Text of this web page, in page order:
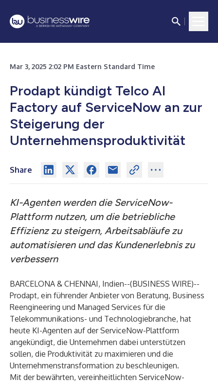
Mar 3, 2025 2:02 PM Eastern Standard Time
Prodapt kündigt Telco AI
Factory auf ServiceNow an zur
Steigerung der
Unternehmensproduktivität
Share
KI-Agenten werden die ServiceNow-
Plattform nutzen, um die betriebliche
Effizienz zu steigern, Arbeitsabläufe zu
automatisieren und das Kundenerlebnis zu
verbessern
BARCELONA & CHENNAI, Indien--(BUSINESS WIRE)--
Prodapt, ein führender Anbieter von Beratung, Business
Reengineering und Managed Services für die
Telekommunikations- und Technologiebranche, hat
heute KI-Agenten auf der ServiceNow-Plattform
angekündigt, die Unternehmen dabei unterstützen
sollen, die Produktivität zu maximieren und die
Unternehmenstransformation zu beschleunigen.
Mit der bewährten, vereinheitlichten ServiceNow-